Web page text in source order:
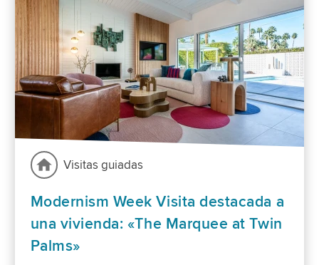
Visitas guiadas
Modernism Week Visita destacada a
una vivienda: «The Marquee at Twin
Palms»